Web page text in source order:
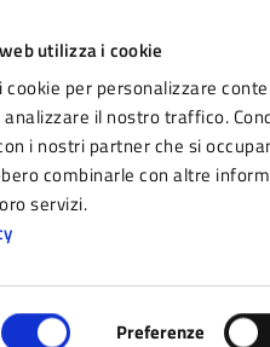
utilizza i cookie
cookie per personalizzare
analizzare il nostro traffico.
i nostri partner che si
combinarle con altre
servizi.
Preferenze
del Comune di Fidenza